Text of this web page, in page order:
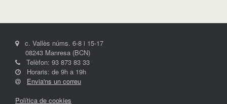
c. Vallès núms. 6-8 i 15-17
08243 Manresa (BCN)
Telèfon: 93 873 83 33
Horaris: de 9h a 19h
Envia'ns un correu
Política de cookies